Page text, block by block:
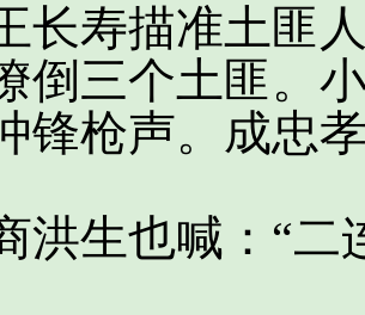
寿描准土匪人
倒三个土匪。
锋枪声。成忠
生也喊：“二